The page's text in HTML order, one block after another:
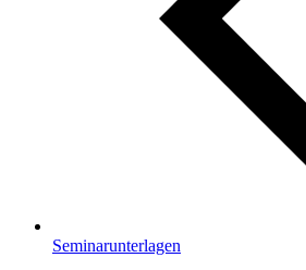
Seminarunterlagen